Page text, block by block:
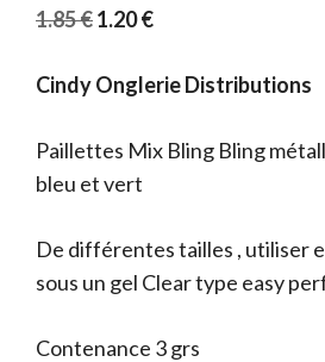
1.85€Le
initial
1.85 €.
1.20€Le
actuel
1.20 €.
Cindy Onglerie Distributions
Paillettes Mix Bling Bling
bleu et vert
De différentes tailles , utiliser
sous un gel Clear type easy
Contenance 3 grs